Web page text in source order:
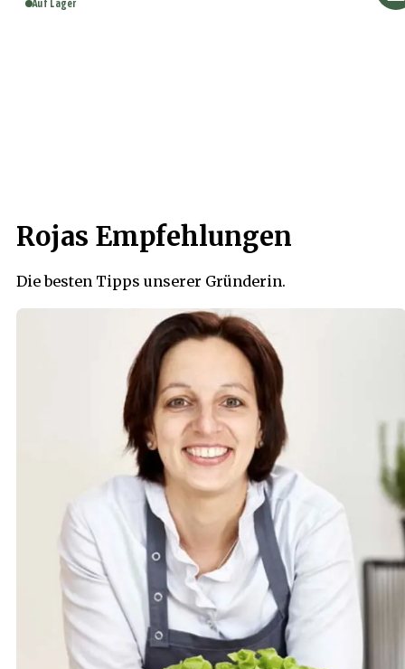
Auf Lager
Rojas Empfehlungen
Die besten Tipps unserer Gründerin.